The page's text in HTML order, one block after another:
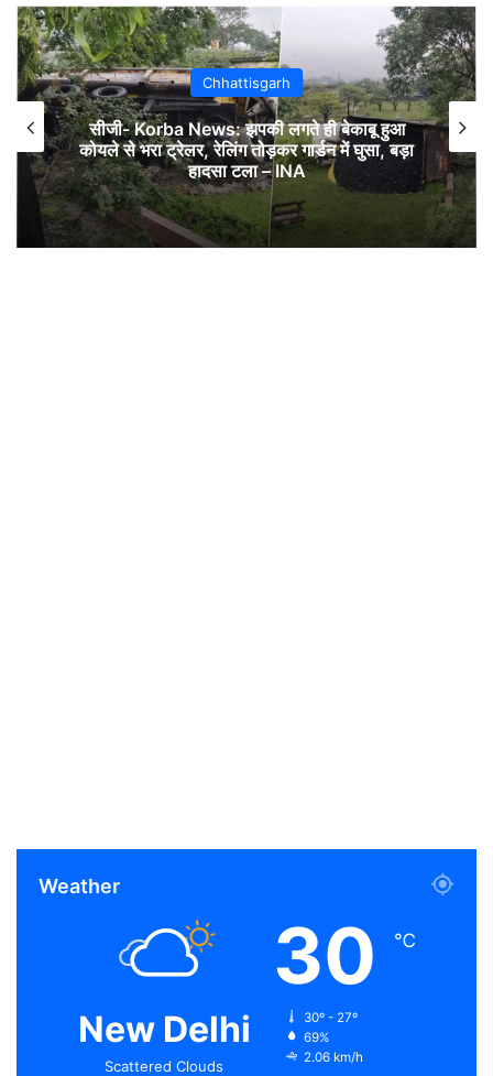
Chhattisgarh
सीजी- Korba News: झपकी लगते ही बेकाबू हुआ
कोयले से भरा ट्रेलर, रेलिंग तोड़कर गार्डन में घुसा, बड़ा
हादसा टला – INA
Weather
New Delhi
Scattered Clouds
30 ℃
30º - 27º
69%
2.06 km/h